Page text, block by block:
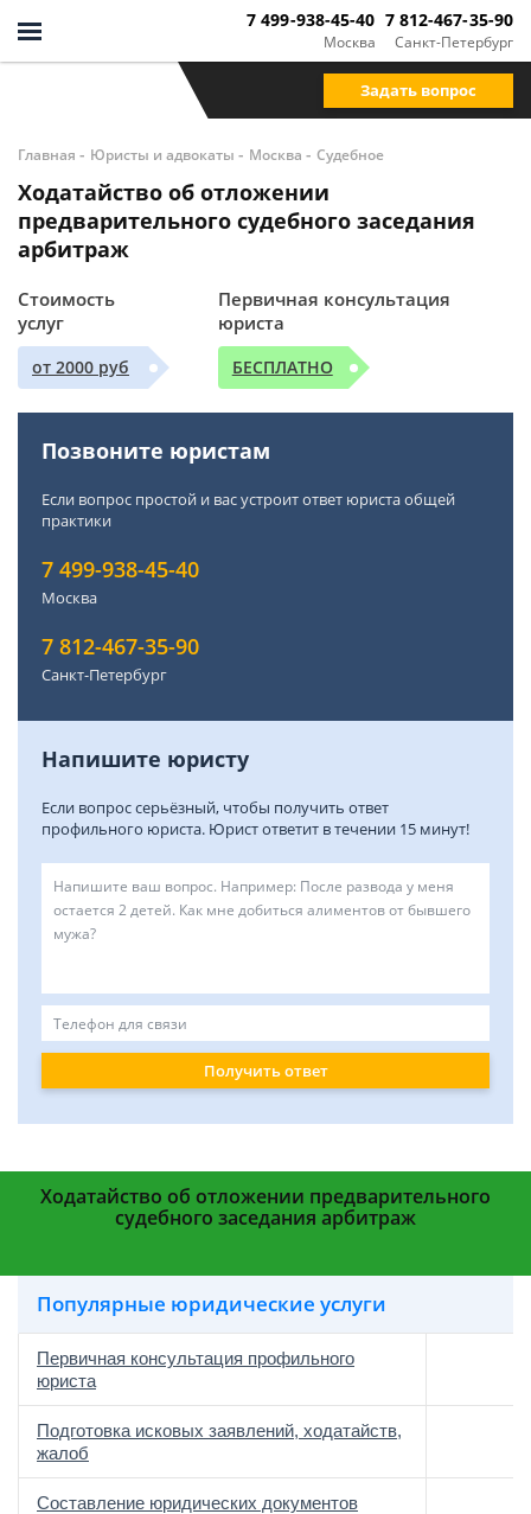
Москва
7 499-938-45-40
Санкт-Петербург
7 812-467-35-90
Задать вопрос
Главная - Юристы и адвокаты - Москва - Судебное
Ходатайство об отложении
предварительного судебного заседания
арбитраж
Стоимость
услуг
от 2000 руб
Первичная консультация
юриста
БЕСПЛАТНО
Позвоните юристам
Если вопрос простой и вас устроит ответ юриста общей
практики
7 499-938-45-40
Москва
7 812-467-35-90
Санкт-Петербург
Напишите юристу
Если вопрос серьёзный, чтобы получить ответ
профильного юриста. Юрист ответит в течении 15 минут!
Получить ответ
Ходатайство об отложении предварительного
судебного заседания арбитраж
Популярные юридические услуги
Первичная консультация профильного
юриста
Подготовка исковых заявлений, ходатайств,
жалоб
Составление юридических документов